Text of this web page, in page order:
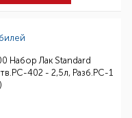
Набор Лак Standard
402 - 2,5л, Разб.PC-1